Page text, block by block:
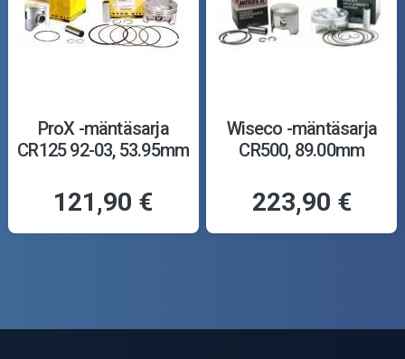
ProX -mäntäsarja
CR125 92-03, 53.95mm
121,90 €
Wiseco -mäntäsarja
CR500, 89.00mm
223,90 €